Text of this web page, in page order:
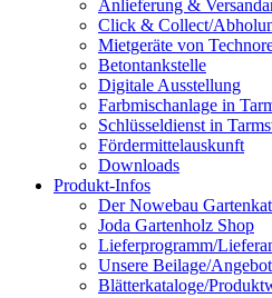
Anlieferung &
Click & Collect/
Mietgeräte von
Betontankstelle
Digitale Ausstellung
Farbmischanlage in
Schlüsseldienst in
Fördermittelauskunft
Downloads
Produkt-Infos
Der Nowebau
Joda Gartenholz Shop
Lieferprogramm/
Unsere Beilage/
Blätterkataloge/